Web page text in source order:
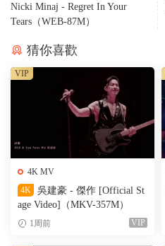
Nicki Minaj - Regret In Your
Tears（WEB-87M）
猜你喜歡
4K MV
4K
吳建豪 - 傑作 [Official St
age Video]（MKV-357M）
1周前 VIP
VIP